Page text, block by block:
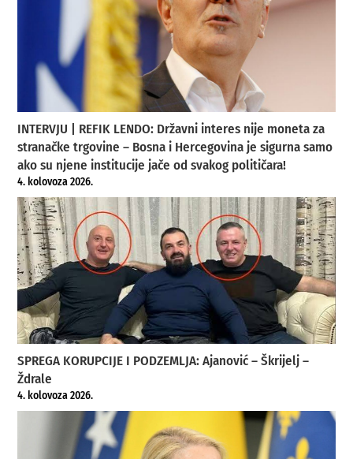
INTERVJU | REFIK LENDO: Državni interes nije moneta za
stranačke trgovine – Bosna i Hercegovina je sigurna samo
ako su njene institucije jače od svakog političara!
4. kolovoza 2026.
SPREGA KORUPCIJE I PODZEMLJA: Ajanović – Škrijelj –
Ždrale
4. kolovoza 2026.